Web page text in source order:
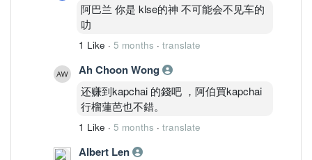
阿巴兰 你是 klse的神 不可能会不见车的
叻
1 Like · 5 months · translate
Ah Choon Wong
还赚到kapchai 的錢吧 ，阿伯買kapchai
行榴蓮芭也不錯。
1 Like · 5 months · translate
Albert Len